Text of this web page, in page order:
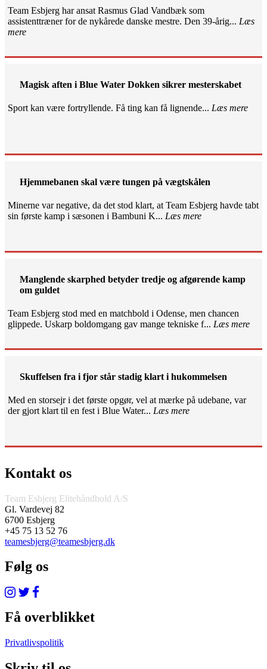
Team Esbjerg har ansat Rasmus Glad Vandbæk som
assistenttræner for de nykårede danske mestre. Den 39-årig... Læs
mere
Magisk aften i Blue Water Dokken sikrer mesterskabet
Sport kan være fortryllende. Få ting kan få lignende... Læs mere
Hjemmebanen skal være tungen på vægtskålen
Minerne var negative, da det stod klart, at Team Esbjerg havde tabt
sin første kamp i sæsonen i Bambuni K... Læs mere
Manglende skarphed betyder tredje og afgørende kamp
om guldet
Team Esbjerg stod med en matchbold i Odense, men chancen
glippede. Uskarp boldomgang gav mange tekniske f... Læs mere
Skuffelsen fra i fjor står stadig klart i hukommelsen
Med en storsejr i det første opgør, vel at mærke på udebane, var
der gjort klart til en fest i Blue Water... Læs mere
Kontakt os
Team Esbjerg Elitehåndbold A/S
Gl. Vardevej 82
6700 Esbjerg
+45 75 13 52 76
teamesbjerg@teamesbjerg.dk
Følg os
Få overblikket
Privatlivspolitik